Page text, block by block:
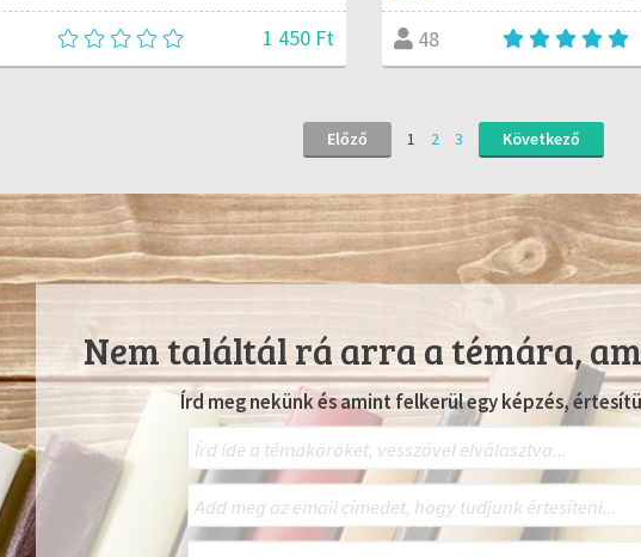
1 450 Ft 48
Előző 1 2 3 Következő
Nem találtál rá arra a témára,
Írd meg nekünk és amint felkerül egy képzés,